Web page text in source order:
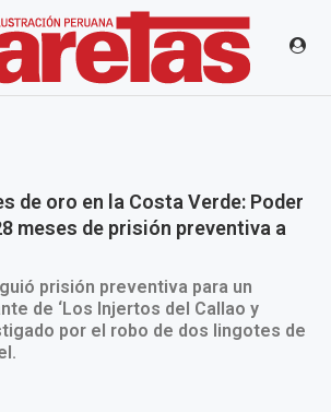
de oro en la Costa Verde: Poder
meses de prisión preventiva a
prisión preventiva para un
de ‘Los Injertos del Callao y
por el robo de dos lingotes de